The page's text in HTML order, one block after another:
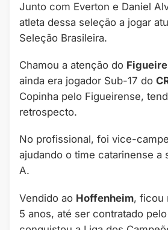
Junto com Everton e Daniel
atleta dessa seleção a jogar
Seleção Brasileira.
Chamou a atenção do
ainda era jogador Sub-17 do
Copinha pelo Figueirense,
retrospecto.
No profissional, foi vice-
ajudando o time catarinense a
A.
Vendido ao Hoffenheim, ficou
5 anos, até ser contratado pelo